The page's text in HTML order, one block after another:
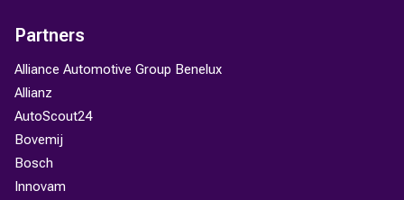
Partners
Alliance Automotive Group Benelux
Allianz
AutoScout24
Bovemij
Bosch
Innovam